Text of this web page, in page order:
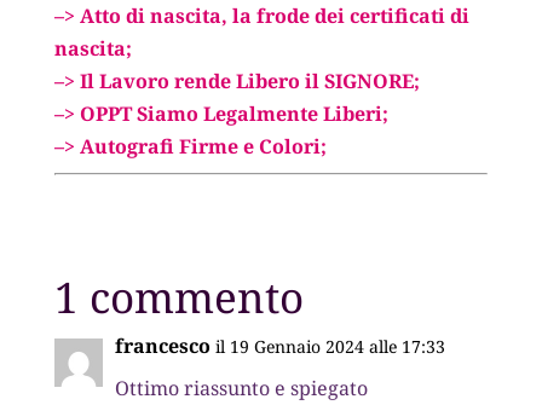
–> Atto di nascita, la frode dei certificati di
nascita;
–> Il Lavoro rende Libero il SIGNORE;
–> OPPT Siamo Legalmente Liberi;
–> Autografi Firme e Colori;
1 commento
francesco il 19 Gennaio 2024 alle 17:33
Ottimo riassunto e spiegato